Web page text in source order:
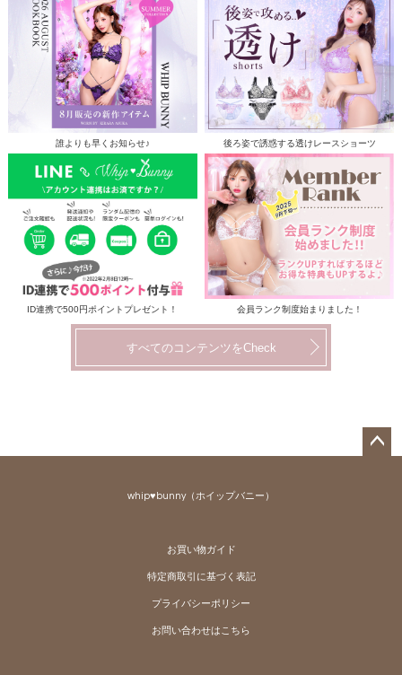
誰よりも早くお知らせ♪ 後ろ姿で誘惑する透けレースショーツ
ID連携で500円ポイントプレゼント！ 会員ランク制度始まりました！
すべてのコンテンツをCheck
whip♥bunny（ホイップバニー）
お買い物ガイド
特定商取引に基づく表記
プライバシーポリシー
お問い合わせはこちら